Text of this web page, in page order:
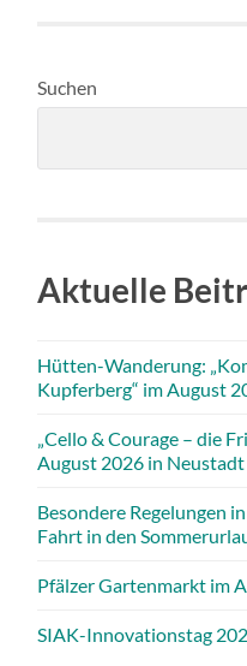
Suchen
Aktuelle
Hütten-Wanderung:
Kupferberg“ im August
„Cello & Courage – die
August 2026 in
Besondere Regelungen
Fahrt in den
Pfälzer Gartenmarkt im
SIAK-Innovationstag